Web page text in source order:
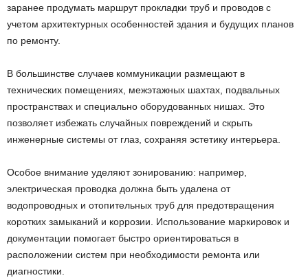
заранее продумать маршрут прокладки труб и проводов с
учетом архитектурных особенностей здания и будущих планов
по ремонту.
В большинстве случаев коммуникации размещают в
технических помещениях, межэтажных шахтах, подвальных
пространствах и специально оборудованных нишах. Это
позволяет избежать случайных повреждений и скрыть
инженерные системы от глаз, сохраняя эстетику интерьера.
Особое внимание уделяют зонированию: например,
электрическая проводка должна быть удалена от
водопроводных и отопительных труб для предотвращения
коротких замыканий и коррозии. Использование маркировок и
документации помогает быстро ориентироваться в
расположении систем при необходимости ремонта или
диагностики.